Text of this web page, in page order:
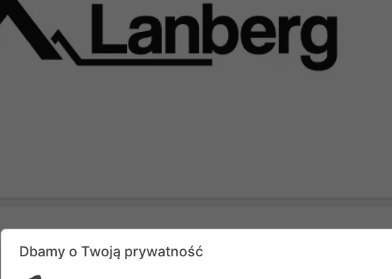
Biały
Dbamy o Twoją prywatność